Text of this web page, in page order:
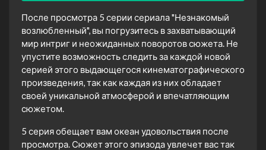
После просмотра 5 серии сериала "Незнакомый
возлюбленный", вы погрузитесь в захватывающий
мир интриг и неожиданных поворотов сюжета. Не
упустите возможность следить за каждой новой
серией этого выдающегося кинематографического
произведения, так как каждая из них обладает
своей уникальной атмосферой и впечатляющим
сюжетом.
5 серия обещает вам океан удовольствия после
просмотра. Сюжет этого эпизода увлечет вас так